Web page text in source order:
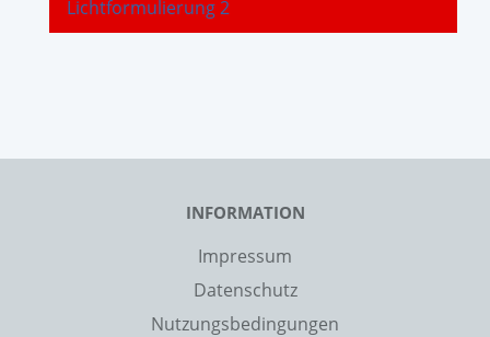
Lichtformulierung 2
INFORMATION
Impressum
Datenschutz
Nutzungsbedingungen